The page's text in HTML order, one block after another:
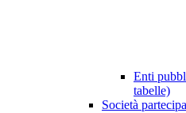
Enti
tabelle)
Società